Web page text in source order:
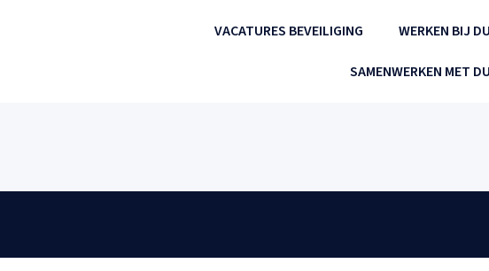
VACATURES BEVEILIGING WERKEN BIJ
SAMENWERKEN MET